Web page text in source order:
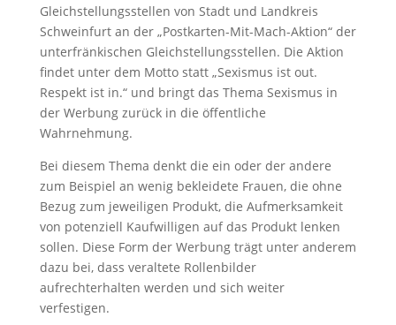
Gleichstellungsstellen von Stadt und Landkreis
Schweinfurt an der „Postkarten-Mit-Mach-Aktion“ der
unterfränkischen Gleichstellungsstellen. Die Aktion
findet unter dem Motto statt „Sexismus ist out.
Respekt ist in.“ und bringt das Thema Sexismus in
der Werbung zurück in die öffentliche
Wahrnehmung.
Bei diesem Thema denkt die ein oder der andere
zum Beispiel an wenig bekleidete Frauen, die ohne
Bezug zum jeweiligen Produkt, die Aufmerksamkeit
von potenziell Kaufwilligen auf das Produkt lenken
sollen. Diese Form der Werbung trägt unter anderem
dazu bei, dass veraltete Rollenbilder
aufrechterhalten werden und sich weiter
verfestigen.